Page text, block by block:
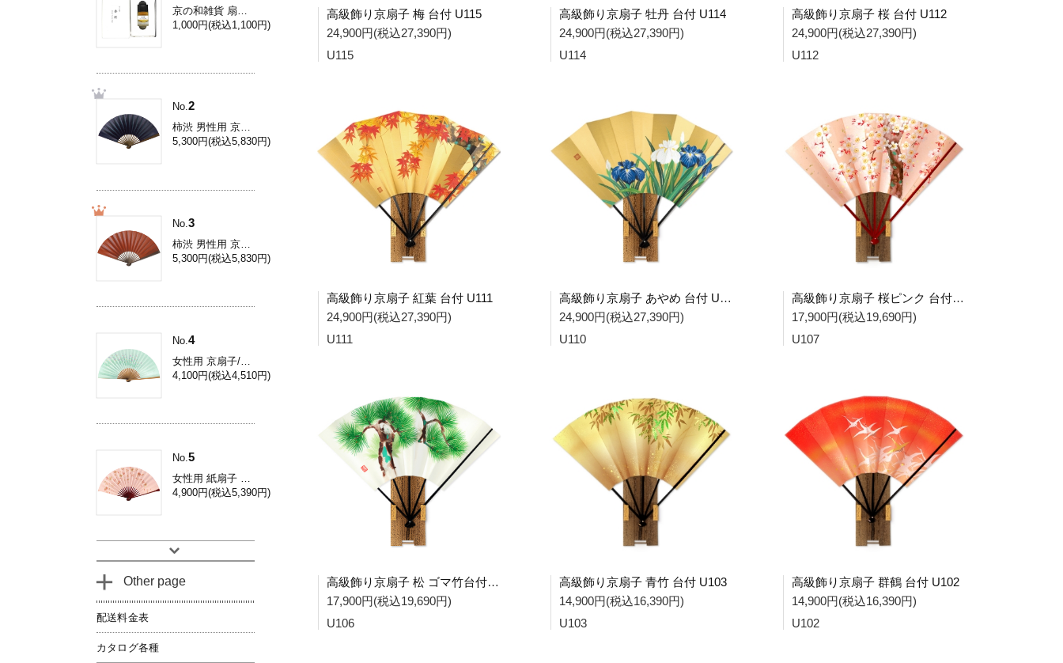
高級飾り京扇子 梅 台付 U115
24,900円(税込27,390円)
U115
高級飾り京扇子 牡丹 台付 U114
24,900円(税込27,390円)
U114
高級飾り京扇子 桜 台付 U112
24,900円(税込27,390円)
U112
高級飾り京扇子 紅葉 台付 U111
24,900円(税込27,390円)
U111
高級飾り京扇子 あやめ 台付 U110
24,900円(税込27,390円)
U110
高級飾り京扇子 桜ピンク 台付 U107
17,900円(税込19,690円)
U107
高級飾り京扇子 松 ゴマ竹台付 U106
17,900円(税込19,690円)
U106
高級飾り京扇子 青竹 台付 U103
14,900円(税込16,390円)
U103
高級飾り京扇子 群鶴 台付 U102
14,900円(税込16,390円)
U102
1,000円(税込1,100円)
No.2
柿渋 男性用 京扇子/8.5寸柿渋扇子/濃紺 Ai31L
5,300円(税込5,830円)
No.3
柿渋 男性用 京扇子/8.5寸柿渋扇子/柿色 Ai33L
5,300円(税込5,830円)
No. 4
4,100円(税込4,510円)
No. 5
4,900円(税込5,390円)
Other page
配送料金表
カタログ各種